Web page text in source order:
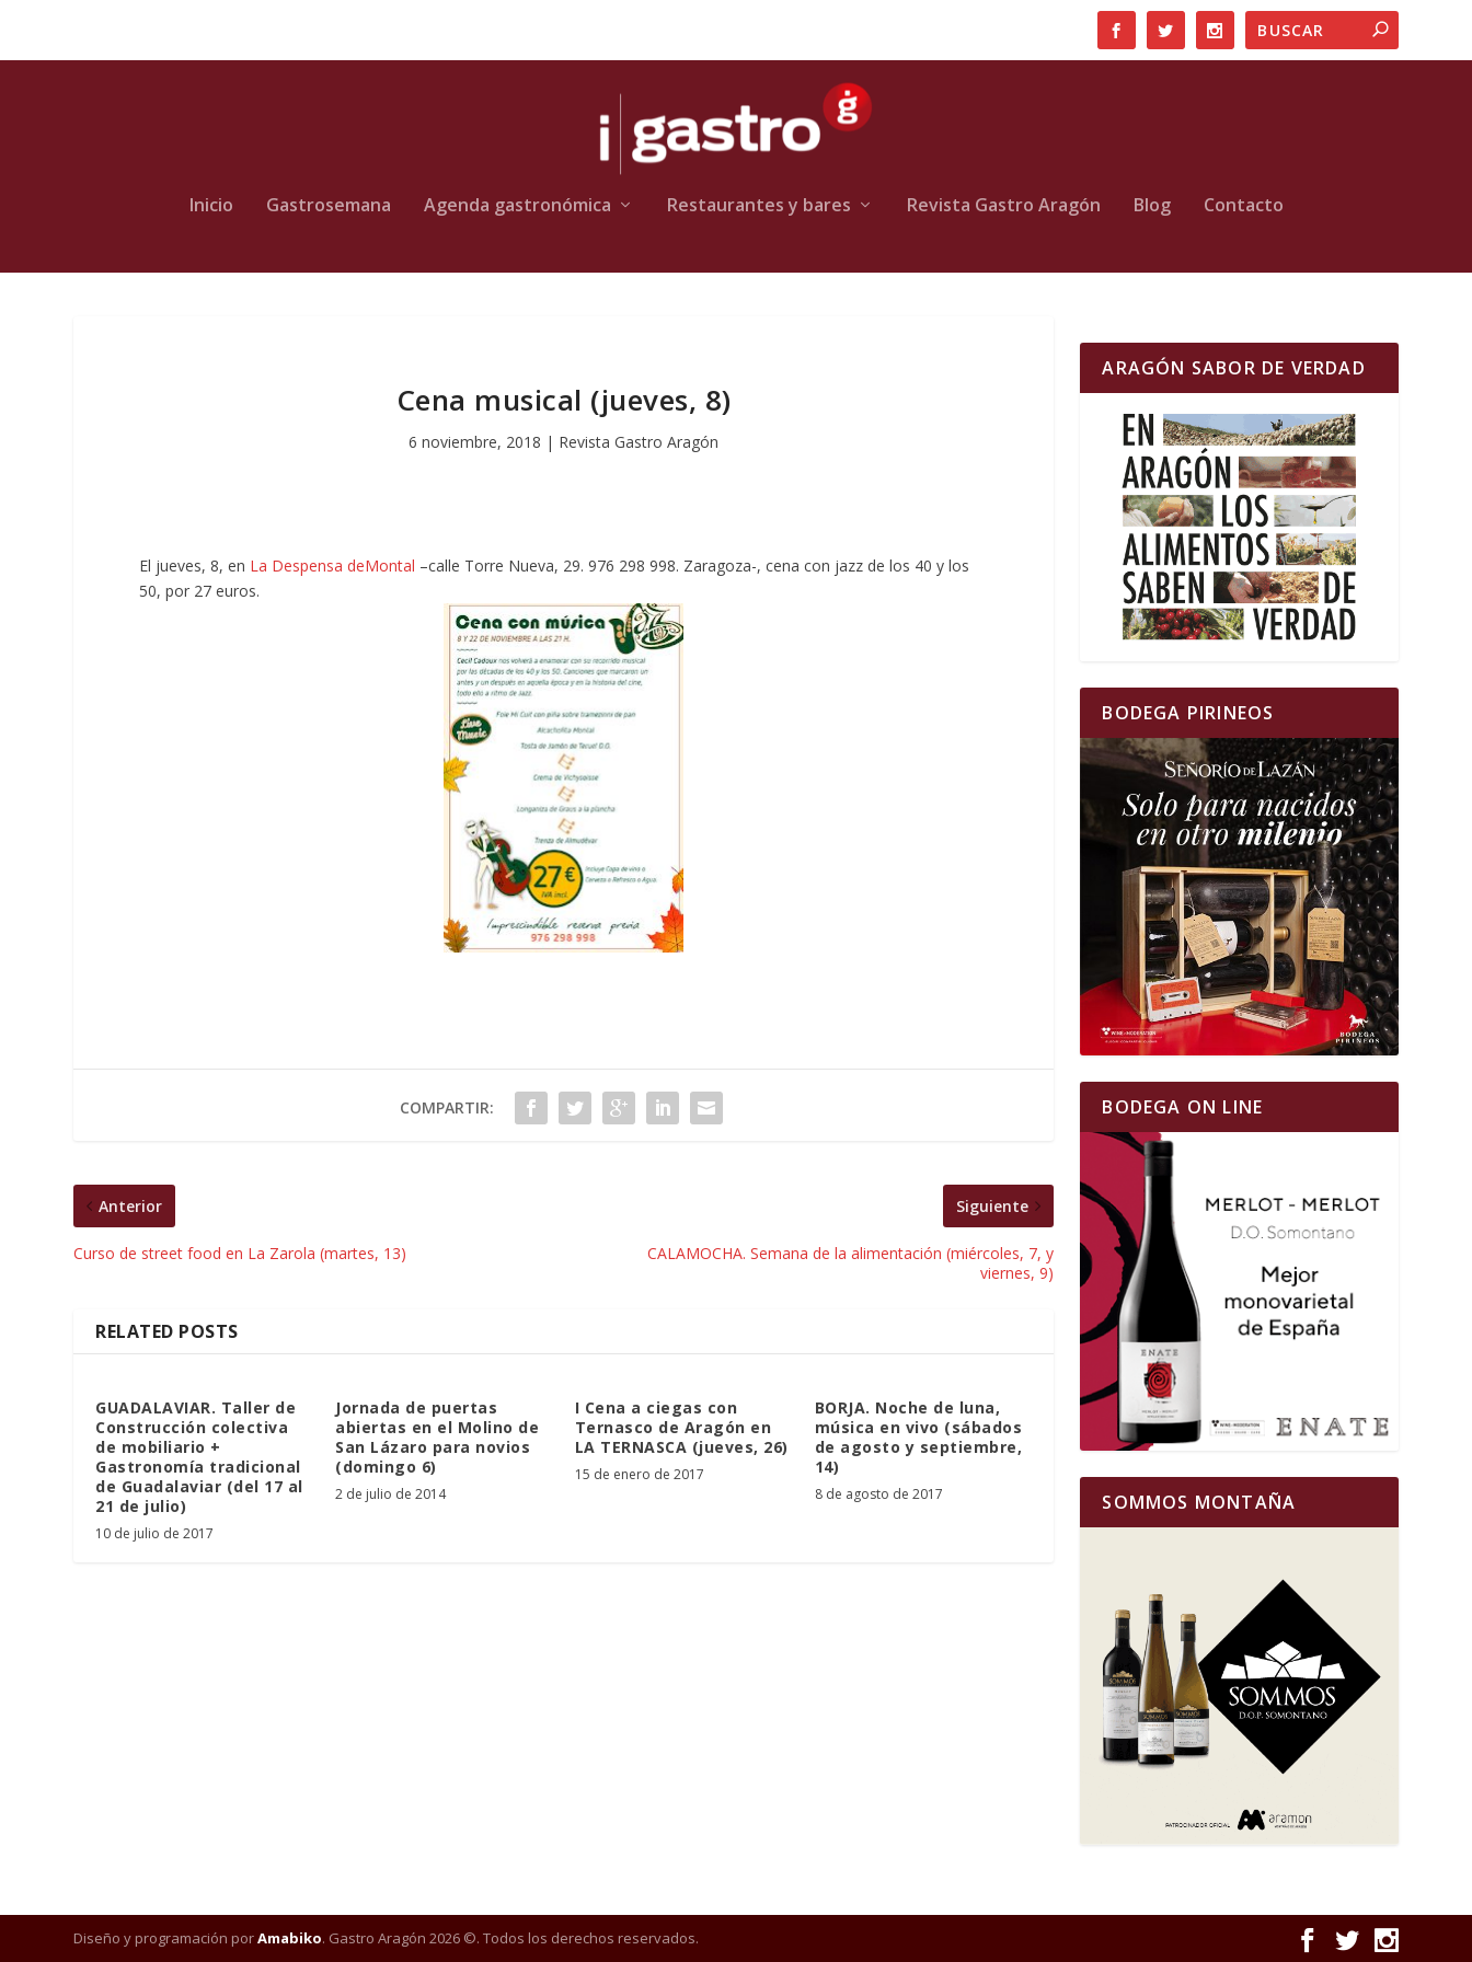
Inicio Gastrosemana Agenda gastronómica Restaurantes y bares Revista Gastro Aragón Blog Contacto
Cena musical (jueves, 8)
6 noviembre, 2018 | Revista Gastro Aragón
El jueves, 8, en La Despensa deMontal –calle Torre Nueva, 29. 976 298 998. Zaragoza-, cena con jazz de los 40 y los
50, por 27 euros.
COMPARTIR:
Anterior
Curso de street food en La Zarola (martes, 13)
Siguiente
CALAMOCHA. Semana de la alimentación (miércoles, 7, y
viernes, 9)
RELATED POSTS
GUADALAVIAR. Taller de
Construcción colectiva
de mobiliario +
Gastronomía tradicional
de Guadalaviar (del 17 al
21 de julio)
10 de julio de 2017
Jornada de puertas
abiertas en el Molino de
San Lázaro para novios
(domingo 6)
2 de julio de 2014
I Cena a ciegas con
Ternasco de Aragón en
LA TERNASCA (jueves, 26)
15 de enero de 2017
BORJA. Noche de luna,
música en vivo (sábados
de agosto y septiembre,
14)
8 de agosto de 2017
ARAGÓN SABOR DE VERDAD
BODEGA PIRINEOS
BODEGA ON LINE
SOMMOS MONTAÑA
Diseño y programación porAmabiko. Gastro Aragón 2026 ©. Todos los derechos reservados.